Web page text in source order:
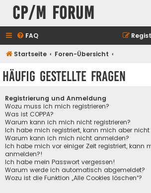
CP/M Forum
FAQ
Startseite Foren-Übersicht
Häufig gestellte Fragen
Registrierung und Anmeldung
Wozu muss ich mich registrieren?
Was ist COPPA?
Warum kann ich mich nicht registrieren?
Ich habe mich registriert, kann mich aber
Warum kann ich mich nicht anmelden?
Ich habe mich vor einiger Zeit registriert, kann
anmelden?!
Ich habe mein Passwort vergessen!
Warum werde ich automatisch abgemeldet?
Wozu ist die Funktion „Alle Cookies löschen“?